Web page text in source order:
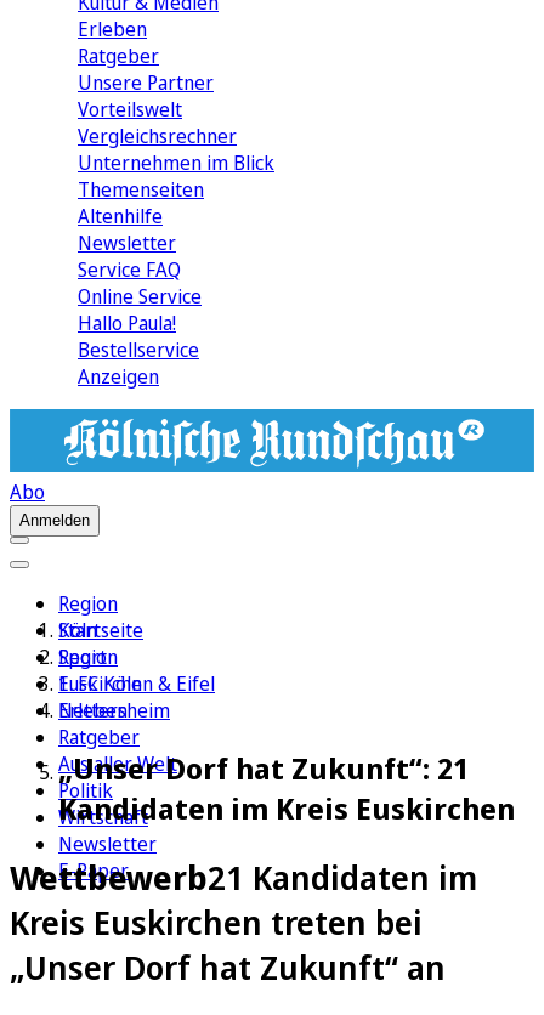
Erleben
Ratgeber
Unsere Partner
Vorteilswelt
Vergleichsrechner
Unternehmen im Blick
Themenseiten
Altenhilfe
Newsletter
Service FAQ
Online Service
Hallo Paula!
Bestellservice
Anzeigen
Abo
Anmelden
Region
Köln
Sport
1. FC Köln
Erleben
Ratgeber
Aus aller Welt
Politik
Wirtschaft
Newsletter
E-Paper
Startseite
Region
Euskirchen & Eifel
Nettersheim
„Unser Dorf hat Zukunft“: 21
Kandidaten im Kreis Euskirchen
Wettbewerb21 Kandidaten im
Kreis Euskirchen treten bei
„Unser Dorf hat Zukunft“ an